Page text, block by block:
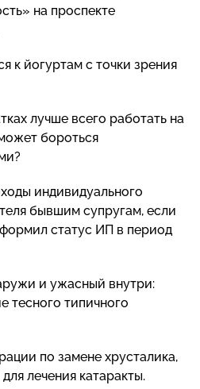
на проспекте
к йогуртам с точки зрения
лучше всего работать на
бороться
индивидуального
бывшим супругам, если
статус ИП в период
и ужасный внутри:
тесного типичного
по замене хрусталика,
лечения катаракты.